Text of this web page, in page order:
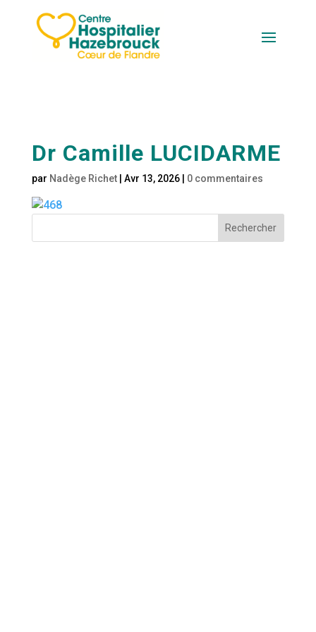
Dr Camille LUCIDARME
par Nadège Richet| Avr 13, 2026| 0 commentaires
Rechercher